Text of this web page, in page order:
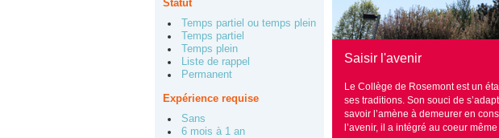
Statut
Temps partiel ou temps plein
Temps partiel
Temps plein
Liste de rappel
Permanent
Expérience requise
Sans
6 mois à 1 an
Saisir l'avenir
Le Collège de Rosemont est un
ses traditions. Son souci de
savoir l’amène à demeurer en
l’avenir, il a intégré au coeur